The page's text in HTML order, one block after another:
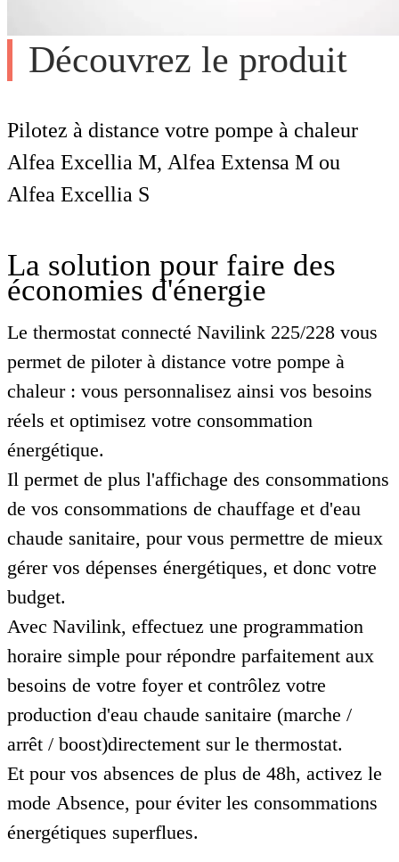
Découvrez le produit
Pilotez à distance votre pompe à chaleur
Alfea Excellia M, Alfea Extensa M ou
Alfea Excellia S
La solution pour faire des
économies d'énergie
Le thermostat connecté Navilink 225/228 vous
permet de piloter à distance votre pompe à
chaleur : vous personnalisez ainsi vos besoins
réels et optimisez votre consommation
énergétique.
Il permet de plus l'affichage des consommations
de vos consommations de chauffage et d'eau
chaude sanitaire, pour vous permettre de mieux
gérer vos dépenses énergétiques, et donc votre
budget.
Avec Navilink, effectuez une programmation
horaire simple pour répondre parfaitement aux
besoins de votre foyer et contrôlez votre
production d'eau chaude sanitaire (marche /
arrêt / boost)directement sur le thermostat.
Et pour vos absences de plus de 48h, activez le
mode Absence, pour éviter les consommations
énergétiques superflues.